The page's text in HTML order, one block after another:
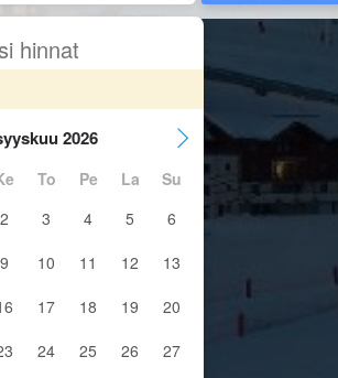
hinnat
2026
To Pe La
Su
2
3 4 5
6
9
10 11 12
13
17 18 19
20
24 25 26 27